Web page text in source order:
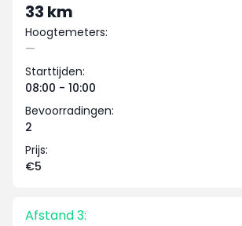
33 km
Hoogtemeters:
—
Starttijden:
08:00 - 10:00
Bevoorradingen:
2
Prijs:
€5
Afstand 3: